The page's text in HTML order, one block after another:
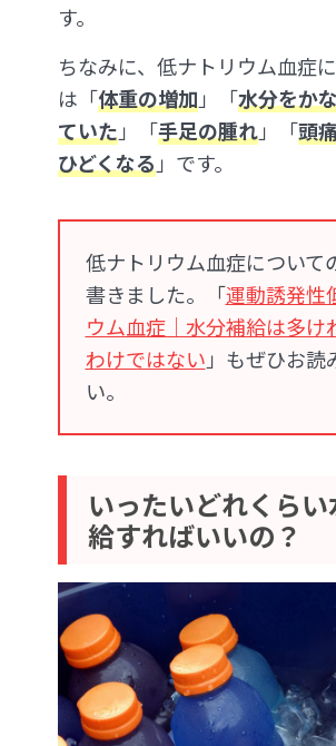
す。
ちなみに、低ナトリウム血症
は「体重の増加 」「水分をか
ていた 」「手足の腫れ」「頭
ひどくなる 」です。
低ナトリウム血症について
書きました。「運動誘発性
ウム血症｜水分補給は多け
わけではない 」もぜひお読
い。
いったいどれくら
給すればいいの？